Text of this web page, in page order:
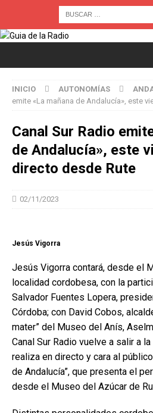
INICIO AUTONOMÍAS
emite «La mañana de Andalucía», este
Canal Sur Radio
de Andalucía», este
directo desde Rute
02/11/2023
Jesús Vigorra
Jesús Vigorra contará, desde el
localidad cordobesa, con la
Salvador Fuentes Lopera,
Córdoba; con David Cobos,
mater” del Museo del Anís,
Canal Sur Radio vuelve a salir a
realiza en directo y cara al
de Andalucía”, que presenta el
desde el Museo del Azúcar de